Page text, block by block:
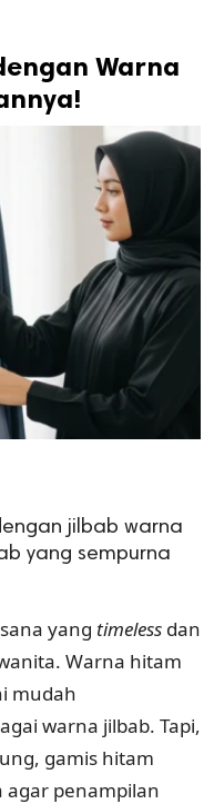
Warna
jilbab warna
yang sempurna
yang timeless dan
Warna hitam
mudah
warna jilbab. Tapi,
gamis hitam
agar penampilan